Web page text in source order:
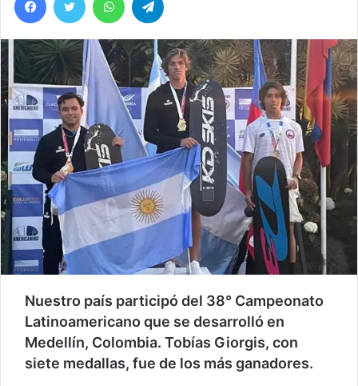
Nuestro país participó del 38° Campeonato
Latinoamericano que se desarrolló en
Medellín, Colombia. Tobías Giorgis, con
siete medallas, fue de los más ganadores.